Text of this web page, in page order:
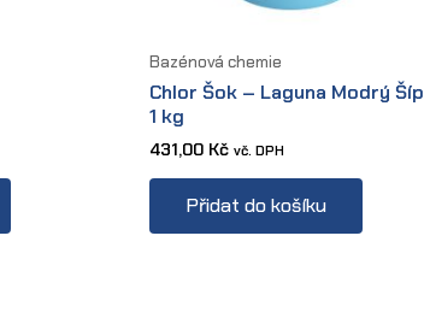
Bazénová chemie
Chlor Šok – Laguna Modrý Šíp
1 kg
431,00 Kč vč. DPH
Přidat do košíku